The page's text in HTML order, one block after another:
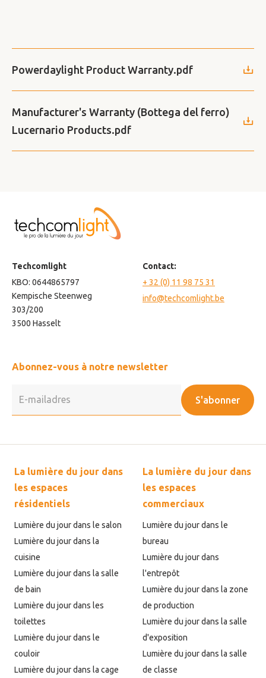
Powerdaylight Product Warranty.pdf
Manufacturer's Warranty (Bottega del ferro)
Lucernario Products.pdf
Techcomlight
KBO: 0644865797
Kempische Steenweg
303/200
3500 Hasselt
Contact:
+ 32 (0) 11 98 75 31
info@techcomlight.be
Abonnez-vous à notre newsletter
S'abonner
La lumière du jour dans
les espaces
résidentiels
Lumière du jour dans le salon
Lumière du jour dans la
cuisine
Lumière du jour dans la salle
de bain
Lumière du jour dans les
toilettes
Lumière du jour dans le
couloir
Lumière du jour dans la cage
La lumière du jour dans
les espaces
commerciaux
Lumière du jour dans le
bureau
Lumière du jour dans
l'entrepôt
Lumière du jour dans la zone
de production
Lumière du jour dans la salle
d'exposition
Lumière du jour dans la salle
de classe